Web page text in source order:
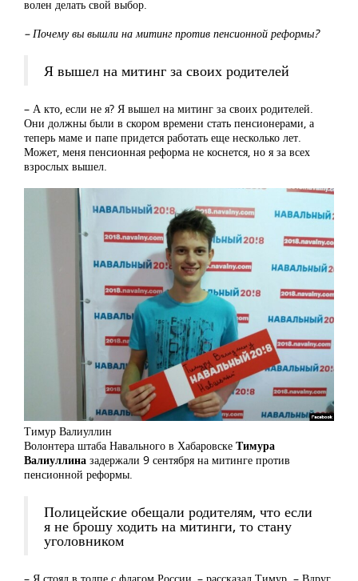
волен делать свой выбор.
– Почему вы вышли на митинг против пенсионной реформы?
Я вышел на митинг за своих родителей
– А кто, если не я? Я вышел на митинг за своих родителей.
Они должны были в скором времени стать пенсионерами, а
теперь маме и папе придется работать еще несколько лет.
Может, меня пенсионная реформа не коснется, но я за всех
взрослых вышел.
Тимур Валиуллин
Волонтера штаба Навального в Хабаровске Тимура
Валиуллина задержали 9 сентября на митинге против
пенсионной реформы.
Полицейские обещали родителям, что если
я не брошу ходить на митинги, то стану
уголовником